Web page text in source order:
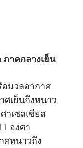
าคกลางเย็น
มวลอากาศ
เย็นถึงหนาว
เซลเซียส
องศา
ศหนาวถึง